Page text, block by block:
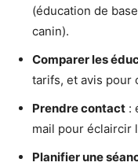
(éducation de
canin).
Comparer les
tarifs, et avis pour
Prendre contact :
mail pour éclaircir
Planifier une